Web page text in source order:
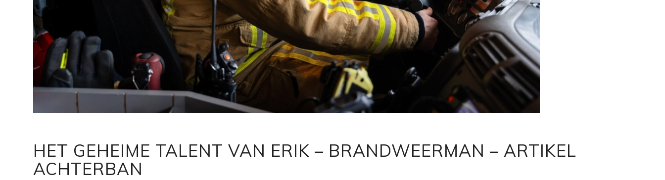
HET GEHEIME TALENT VAN ERIK – BRANDWEERMAN – ARTIKEL
ACHTERBAN